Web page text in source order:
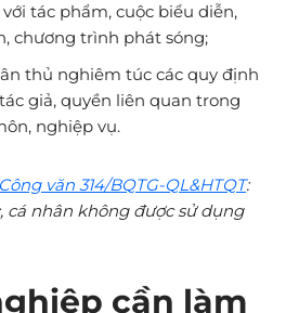
tác phẩm, cuộc biểu diễn,
chương trình phát sóng;
thủ nghiêm túc các quy định
giả, quyền liên quan trong
nghiệp vụ.
Công văn 314/BQTG-QL&HTQT:
cá nhân không được sử dụng
cần làm